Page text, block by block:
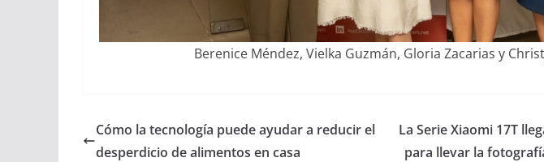
Berenice Méndez, Vielka Guzmán, Gloria Zacarias y
Cómo la tecnología puede ayudar a reducir el
desperdicio de alimentos en casa
La Serie Xiaomi 17T
para llevar la